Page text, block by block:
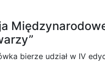
bierze udział w IV